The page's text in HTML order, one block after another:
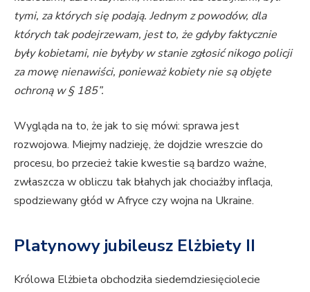
tymi, za których się podają. Jednym z powodów, dla
których tak podejrzewam, jest to, że gdyby faktycznie
były kobietami, nie byłyby w stanie zgłosić nikogo policji
za mowę nienawiści, ponieważ kobiety nie są objęte
ochroną w § 185”.
Wygląda na to, że jak to się mówi: sprawa jest
rozwojowa. Miejmy nadzieję, że dojdzie wreszcie do
procesu, bo przecież takie kwestie są bardzo ważne,
zwłaszcza w obliczu tak błahych jak chociażby inflacja,
spodziewany głód w Afryce czy wojna na Ukraine.
Platynowy jubileusz Elżbiety II
Królowa Elżbieta obchodziła siedemdziesięciolecie